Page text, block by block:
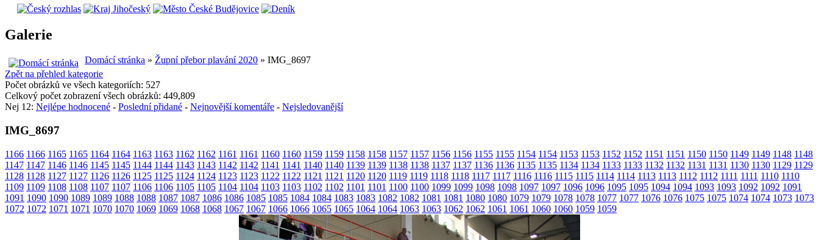
Galerie
Domácí stránka » Župní přebor plavání 2020 » IMG_8697
Zpět na přehled kategorie
Počet obrázků ve všech kategoriích: 527
Celkový počet zobrazení všech obrázků: 449,809
Nej 12: Nejlépe hodnocené - Poslední přidané - Nejnovější komentáře - Nejsledovanější
IMG_8697
1166 1166 1165 1165 1164 1164 1163 1163 1162 1162 1161 1161 1160 1160 1159 1159 1158 1158 1157 1157 1156 1156 1155 1155 1154 1154 1153 1153 1152 1152 1151 1151 1150 1150 1149 1149 1148 1148
1147 1147 1146 1146 1145 1145 1144 1144 1143 1143 1142 1142 1141 1141 1140 1140 1139 1139 1138 1138 1137 1137 1136 1136 1135 1135 1134 1134 1133 1133 1132 1132 1131 1131 1130 1130 1129 1129
1128 1128 1127 1127 1126 1126 1125 1125 1124 1124 1123 1123 1122 1122 1121 1121 1120 1120 1119 1119 1118 1118 1117 1117 1116 1116 1115 1115 1114 1114 1113 1113 1112 1112 1111 1111 1110 1110
1109 1109 1108 1108 1107 1107 1106 1106 1105 1105 1104 1104 1103 1103 1102 1102 1101 1101 1100 1100 1099 1099 1098 1098 1097 1097 1096 1096 1095 1095 1094 1094 1093 1093 1092 1092 1091
1091 1090 1090 1089 1089 1088 1088 1087 1087 1086 1086 1085 1085 1084 1084 1083 1083 1082 1082 1081 1081 1080 1080 1079 1079 1078 1078 1077 1077 1076 1076 1075 1075 1074 1074 1073 1073
1072 1072 1071 1071 1070 1070 1069 1069 1068 1068 1067 1067 1066 1066 1065 1065 1064 1064 1063 1063 1062 1062 1061 1061 1060 1060 1059 1059